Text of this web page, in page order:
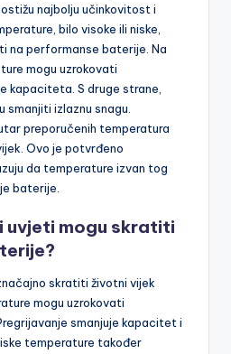
najbolju učinkovitost i
bilo visoke ili niske,
na performanse baterije. Na
mogu uzrokovati
kapaciteta. S druge strane,
smanjiti izlaznu snagu.
preporučenih temperatura
Ovo je potvrđeno
da temperature izvan tog
baterije.
uvjeti mogu skratiti
skratiti životni vijek
mogu uzrokovati
smanjuje kapacitet i
temperature također